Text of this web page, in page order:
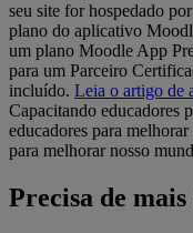
seu site for hospedado
plano do aplicativo
um plano Moodle App
para um Parceiro
incluído. Leia o artigo de
Capacitando educadores
educadores para
para melhorar nosso
Precisa de